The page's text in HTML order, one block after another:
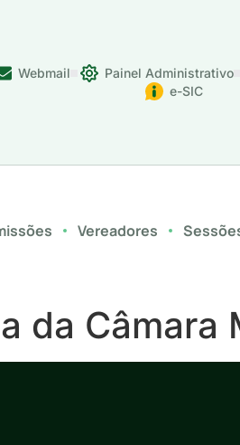
Webmail Painel Administrativo
e-SIC
Vereadores
da Câmara